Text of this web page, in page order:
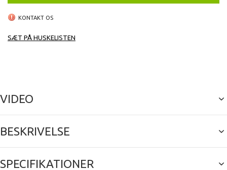
KONTAKT OS
SÆT PÅ HUSKELISTEN
VIDEO
BESKRIVELSE
SPECIFIKATIONER